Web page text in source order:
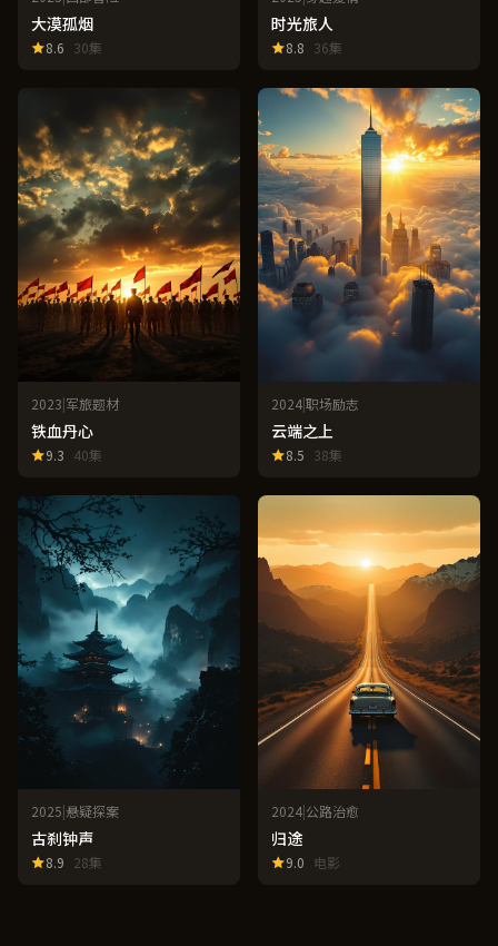
大漠孤烟
8.6 30集
时光旅人
8.8 36集
2023|军旅题材
铁血丹心
9.3 40集
2024|职场励志
云端之上
8.5 38集
2025|悬疑探案
古刹钟声
8.9 28集
2024|公路治愈
归途
9.0 电影